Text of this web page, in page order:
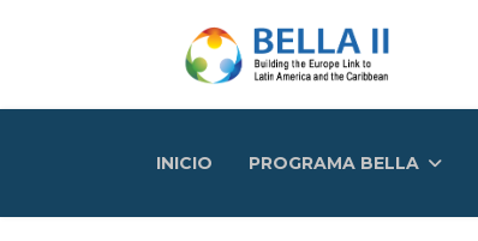
INICIO PROGRAMA BELLA